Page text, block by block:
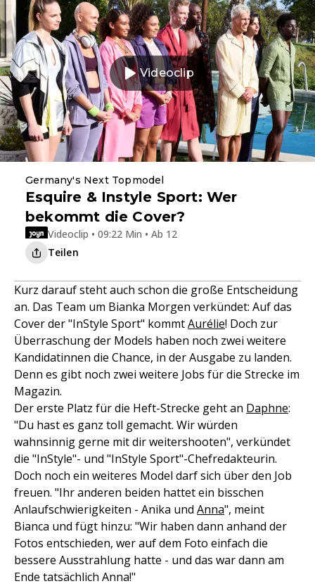
Videoclip
Germany's Next Topmodel
Esquire & Instyle Sport: Wer
bekommt die Cover?
Videoclip • 09:22 Min • Ab 12
Teilen
Kurz darauf steht auch schon die große Entscheidung
an. Das Team um Bianka Morgen verkündet: Auf das
Cover der "InStyle Sport" kommtAurélie! Doch zur
Überraschung der Models haben noch zwei weitere
Kandidatinnen die Chance, in der Ausgabe zu landen.
Denn es gibt noch zwei weitere Jobs für die Strecke im
Magazin.
Der erste Platz für die Heft-Strecke geht an Daphne:
"Du hast es ganz toll gemacht. Wir würden
wahnsinnig gerne mit dir weitershooten", verkündet
die "InStyle"- und "InStyle Sport"-Chefredakteurin.
Doch noch ein weiteres Model darf sich über den Job
freuen. "Ihr anderen beiden hattet ein bisschen
Anlaufschwierigkeiten - Anika und Anna", meint
Bianca und fügt hinzu: "Wir haben dann anhand der
Fotos entschieden, wer auf dem Foto einfach die
bessere Ausstrahlung hatte - und das war dann am
Ende tatsächlich Anna!"